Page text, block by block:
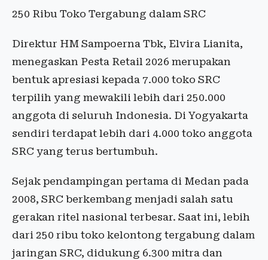
250 Ribu Toko Tergabung dalam SRC
Direktur HM Sampoerna Tbk, Elvira Lianita,
menegaskan Pesta Retail 2026 merupakan
bentuk apresiasi kepada 7.000 toko SRC
terpilih yang mewakili lebih dari 250.000
anggota di seluruh Indonesia. Di Yogyakarta
sendiri terdapat lebih dari 4.000 toko anggota
SRC yang terus bertumbuh.
Sejak pendampingan pertama di Medan pada
2008, SRC berkembang menjadi salah satu
gerakan ritel nasional terbesar. Saat ini, lebih
dari 250 ribu toko kelontong tergabung dalam
jaringan SRC, didukung 6.300 mitra dan